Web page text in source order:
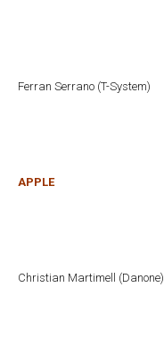
Ferran Serrano (T-System)
APPLE
Christian Martimell (Danone)